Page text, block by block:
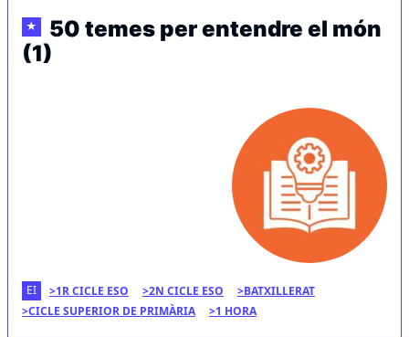
★
50 temes per entendre el món
(1)
EI 1R CICLE ESO 2N CICLE ESO
BATXILLERAT
CICLE SUPERIOR DE PRIMÀRIA
1 HORA